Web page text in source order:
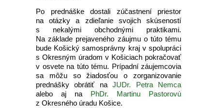
Po prednáške dostali zúčastnení priestor
na otázky a zdieľanie svojich skúseností
s nekalými obchodnými praktikami.
Na základe prejaveného záujmu o túto tému
bude Košický samosprávny kraj v spolupráci
s Okresným úradom v Košiciach pokračovať
v osvete na túto tému. Prípadní záujemcovia
sa môžu so žiadosťou o zorganizovanie
prednášky obrátiť naJUDr. Petra Nemca
alebo aj na PhDr. Martinu Pastorovú
z Okresného úradu Košice.